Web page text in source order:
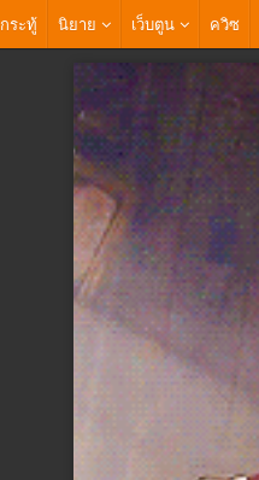
กระทู้ นิยาย เว็บตูน ควิซ